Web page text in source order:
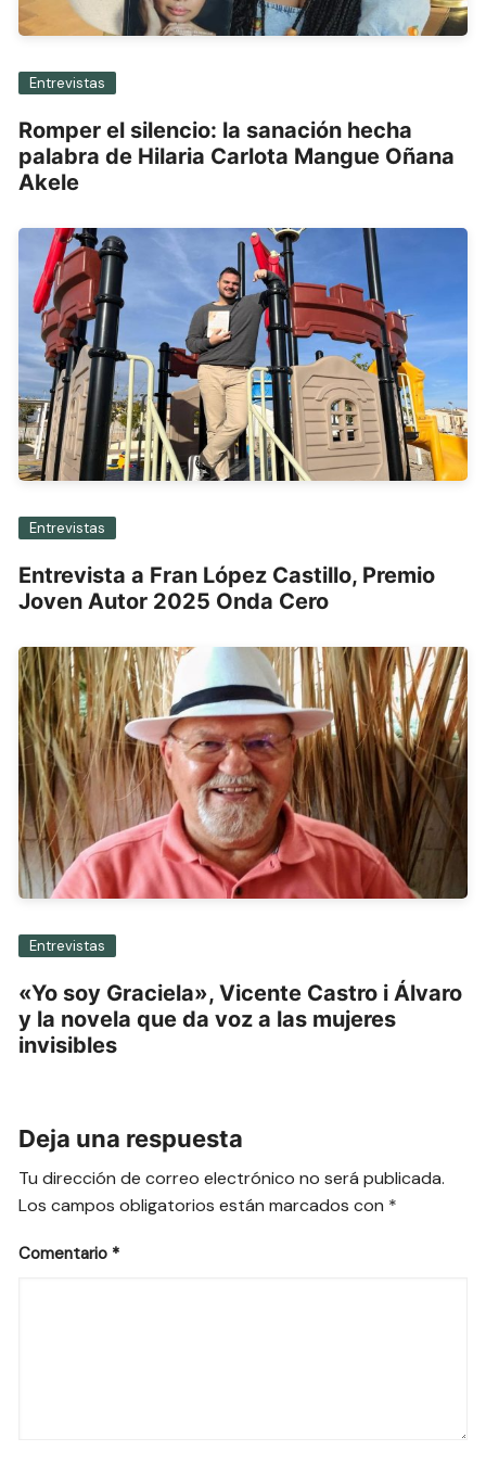
Entrevistas
Romper el silencio: la sanación hecha
palabra de Hilaria Carlota Mangue Oñana
Akele
Entrevistas
Entrevista a Fran López Castillo, Premio
Joven Autor 2025 Onda Cero
Entrevistas
«Yo soy Graciela», Vicente Castro i Álvaro
y la novela que da voz a las mujeres
invisibles
Deja una respuesta
Tu dirección de correo electrónico no será publicada.
Los campos obligatorios están marcados con *
Comentario *